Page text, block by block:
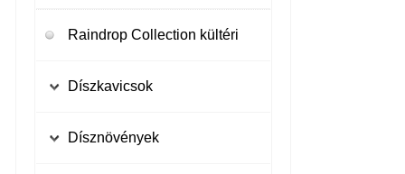
Raindrop Collection kültéri
Díszkavicsok
Geotextil
Dísznövények